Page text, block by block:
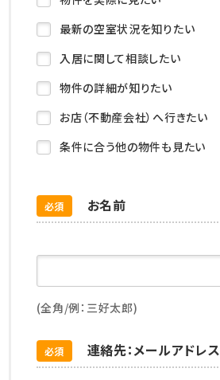
最新の空室状況を知りたい
入居に関して相談したい
物件の詳細が知りたい
お店（不動産会社）へ行きたい
条件に合う他の物件も見たい
お名前
必須
(全角/例：三好太郎)
連絡先：メールアドレス
必須